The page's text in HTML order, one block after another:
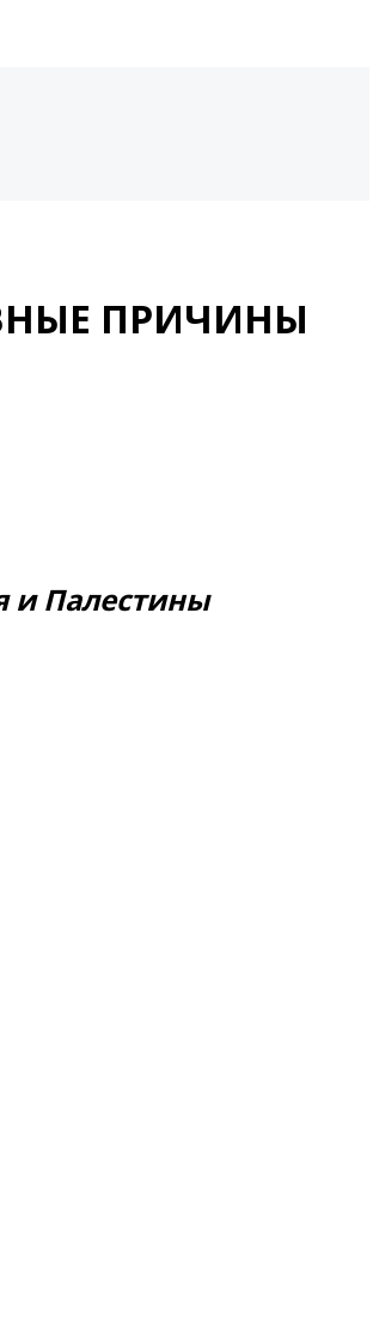
ПРИЧИНЫ
и Палестины